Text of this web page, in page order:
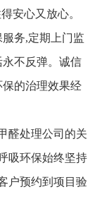
安心又放心。
务,定期上门监
不反弹。诚信
的治理效果经
醛处理公司的关
吸环保始终坚持
户预约到项目验